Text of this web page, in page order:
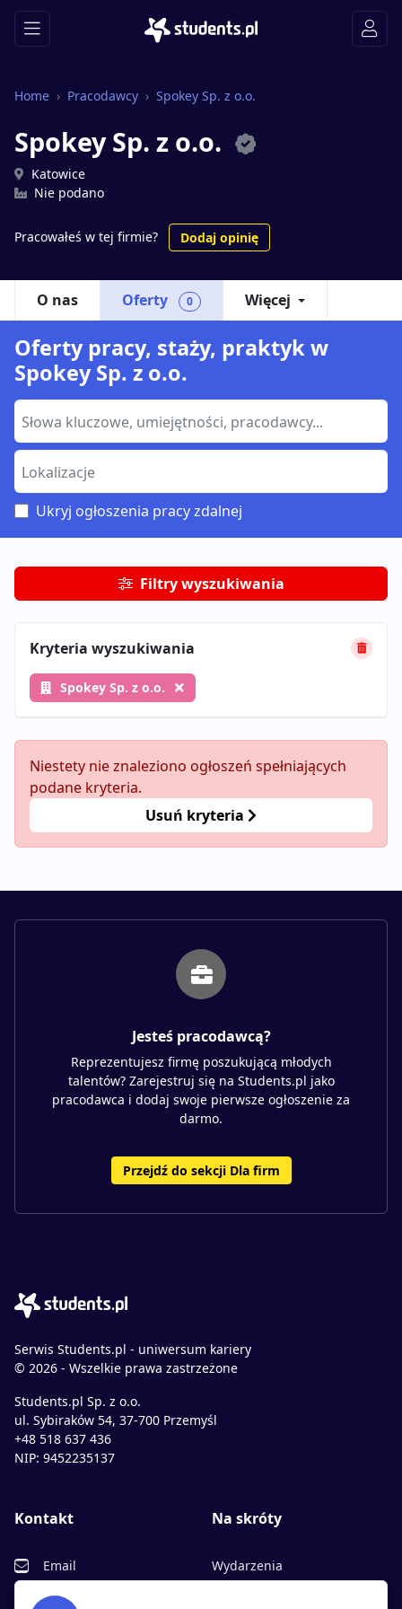
Home Pracodawcy Spokey Sp. z o.o.
Spokey Sp. z o.o.
Katowice
Nie podano
Pracowałeś w tej firmie? Dodaj opinię
O nas Oferty 0 Więcej
Oferty pracy, staży, praktyk w
Spokey Sp. z o.o.
Ukryj ogłoszenia pracy zdalnej
Filtry wyszukiwania
Kryteria wyszukiwania
Spokey Sp. z o.o.
Niestety nie znaleziono ogłoszeń spełniających
podane kryteria.
Usuń kryteria
Jesteś pracodawcą?
Reprezentujesz firmę poszukującą młodych
talentów? Zarejestruj się na Students.pl jako
pracodawca i dodaj swoje pierwsze ogłoszenie za
darmo.
Przejdź do sekcji Dla firm
Serwis Students.pl - uniwersum kariery
© 2026 - Wszelkie prawa zastrzeżone
Students.pl Sp. z o.o.
ul. Sybiraków 54, 37-700 Przemyśl
+48 518 637 436
NIP: 9452235137
Kontakt
Email
Facebook
Na skróty
Wydarzenia